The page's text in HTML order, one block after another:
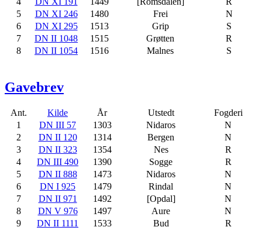
5
DN XI 246 1480 Frei
N
6
DN XI 295 1513 Grip
S
7
DN II 1048 1515 Grøtten
R
8
DN II 1054 1516 Malnes S
Gavebrev
Ant. Kilde År Utstedt
Fogderi
1
DN III 57 1303 Nidaros
N
2
DN II 120 1314 Bergen
N
3
DN II 323 1354 Nes
R
4
DN III 490 1390 Sogge
R
5
DN II 888 1473 Nidaros
N
6
DN I 925 1479 Rindal
N
7
DN II 971 1492 [Opdal]
N
8
DN V 976 1497 Aure
N
9
DN II 1111 1533 Bud R